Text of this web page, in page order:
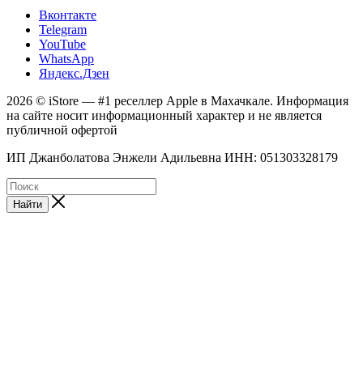
Вконтакте
Telegram
YouTube
WhatsApp
Яндекс.Дзен
2026 © iStore — #1 реселлер Apple в Махачкале. Информация
на сайте носит информационный характер и не является
публичной офертой
ИП Джанболатова Энжели Адильевна ИНН: 051303328179
Найти